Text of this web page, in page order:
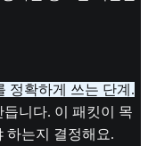
정확하게 쓰는 단계.
니다. 이 패킷이 목
하는지 결정해요.